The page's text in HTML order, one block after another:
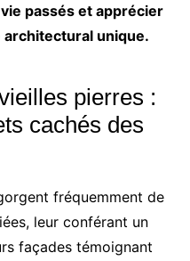
passés et apprécier
architectural unique.
pierres :
cachés des
fréquemment de
leur conférant un
façades témoignant